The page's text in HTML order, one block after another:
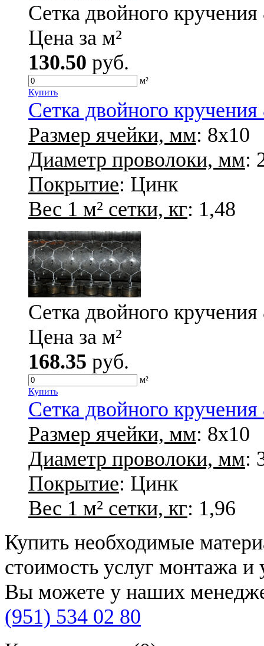
Сетка двойного
Цена за м²
130.50 руб.
м²
Купить
Сетка двойного
Размер ячейки, мм: 8х10
Диаметр проволоки, мм:
Покрытие: Цинк
Вес 1 м² сетки, кг: 1,48
Сетка двойного
Цена за м²
168.35 руб.
м²
Купить
Сетка двойного
Размер ячейки, мм: 8х10
Диаметр проволоки, мм:
Покрытие: Цинк
Вес 1 м² сетки, кг: 1,96
Купить необходимые
стоимость услуг монтажа и
Вы можете у наших
(951) 534 02 80